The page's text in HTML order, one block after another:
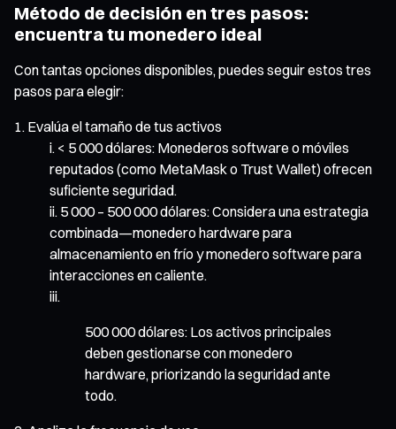
Método de decisión en tres pasos:
encuentra tu monedero ideal
Con tantas opciones disponibles, puedes seguir estos tres
pasos para elegir:
Evalúa el tamaño de tus activos
< 5 000 dólares: Monederos software o móviles
reputados (como MetaMask o Trust Wallet) ofrecen
suficiente seguridad.
5 000 – 500 000 dólares: Considera una estrategia
combinada—monedero hardware para
almacenamiento en frío y monedero software para
interacciones en caliente.
500 000 dólares: Los activos principales
deben gestionarse con monedero
hardware, priorizando la seguridad ante
todo.